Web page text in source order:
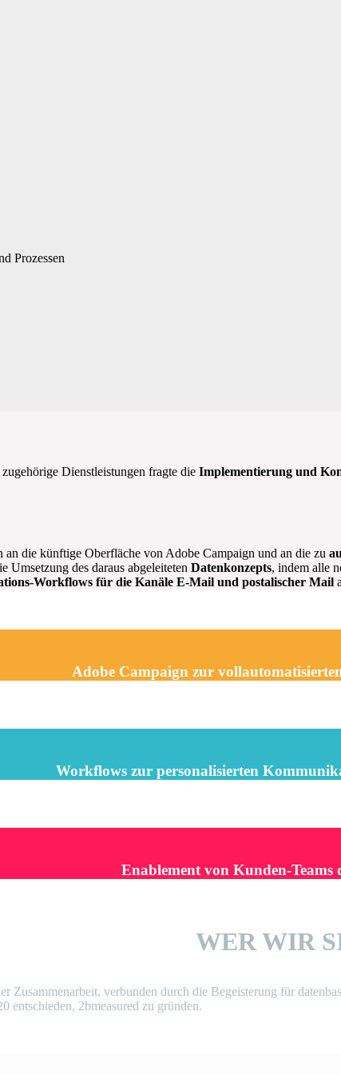
Prozessen
Dienstleistungen fragte die Implementierung und
die künftige Oberfläche von Adobe Campaign und an die zu
Umsetzung des daraus abgeleiteten Datenkonzepts, indem alle
Workflows für die Kanäle E-Mail und postalischer Mail
Adobe Campaign zur
Workflows zur personalisierten
Enablement von Kunden-Teams
WER WIR
Zusammenarbeit, verbunden durch die Begeisterung für
entschieden, 2bmeasured zu gründen.